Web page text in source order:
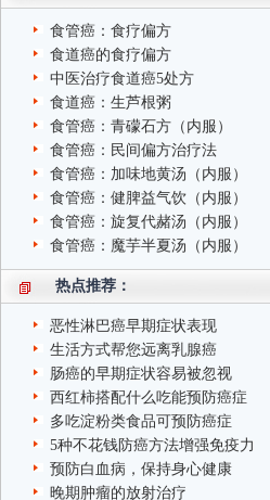
食管癌：食疗偏方
食道癌的食疗偏方
中医治疗食道癌5处方
食道癌：生芦根粥
食管癌：青礞石方（内服）
食管癌：民间偏方治疗法
食管癌：加味地黄汤（内服）
食管癌：健脾益气饮（内服）
食管癌：旋复代赭汤（内服）
食管癌：魔芋半夏汤（内服）
热点推荐：
恶性淋巴癌早期症状表现
生活方式帮您远离乳腺癌
肠癌的早期症状容易被忽视
西红柿搭配什么吃能预防癌症
多吃淀粉类食品可预防癌症
5种不花钱防癌方法增强免疫力
预防白血病，保持身心健康
晚期肿瘤的放射治疗